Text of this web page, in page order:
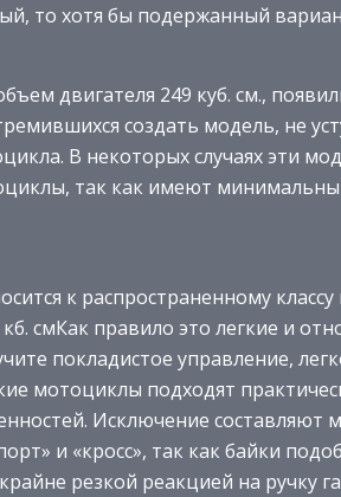
то хотя бы подержанный
двигателя 249 куб. см.,
создать модель, не
В некоторых случаях эти
так как имеют
к распространенному
кб. смКак правило это легкие и
покладистое управление,
мотоциклы подходят
Исключение составляют
и «кросс», так как байки
резкой реакцией на ручку